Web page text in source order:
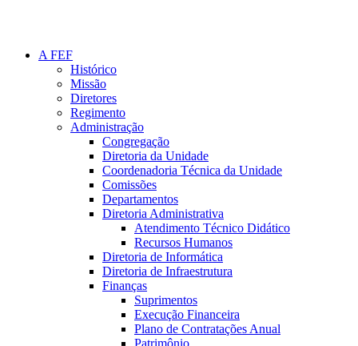
A FEF
Histórico
Missão
Diretores
Regimento
Administração
Congregação
Diretoria da Unidade
Coordenadoria Técnica da Unidade
Comissões
Departamentos
Diretoria Administrativa
Atendimento Técnico Didático
Recursos Humanos
Diretoria de Informática
Diretoria de Infraestrutura
Finanças
Suprimentos
Execução Financeira
Plano de Contratações Anual
Patrimônio